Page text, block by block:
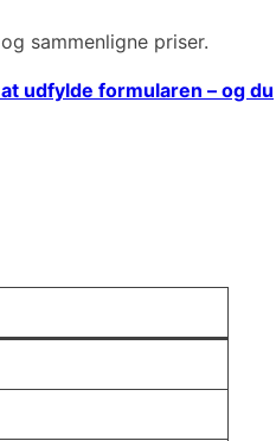
sammenligne priser.
udfylde formularen – og du